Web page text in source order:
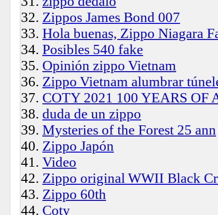
Zippos James Bond 007
Hola buenas, Zippo Niagara
Posibles 540 fake
Opinión zippo Vietnam
Zippo Vietnam alumbrar
COTY 2021 100 YEARS OF
duda de un zippo
Mysteries of the Forest 25 ann
Zippo Japón
Video
Zippo original WWII Black
Zippo 60th
Coty